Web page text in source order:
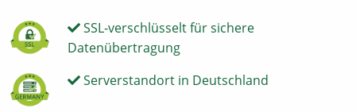
SSL-verschlüsselt für sichere
Datenübertragung
Serverstandort in Deutschland